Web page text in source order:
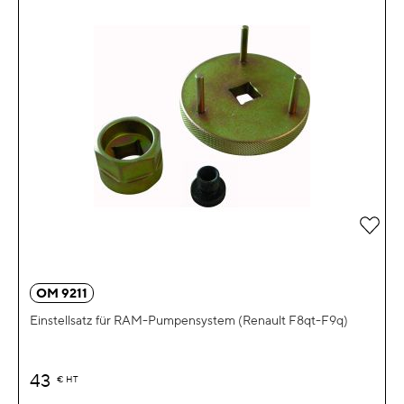
OM 9211
Einstellsatz für RAM-Pumpensystem (Renault F8qt-F9q)
43 € HT
Zur